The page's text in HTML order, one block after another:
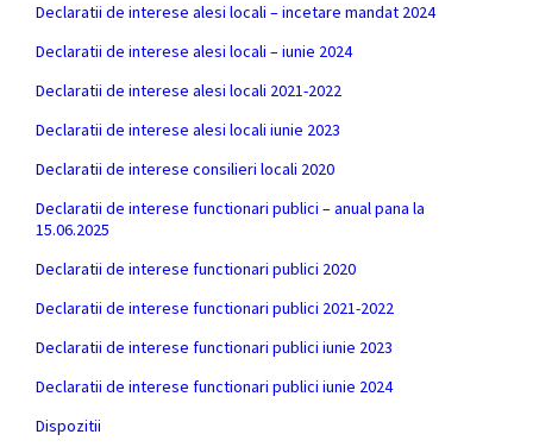
Declaratii de interese alesi locali – incetare mandat 2024
Declaratii de interese alesi locali – iunie 2024
Declaratii de interese alesi locali 2021-2022
Declaratii de interese alesi locali iunie 2023
Declaratii de interese consilieri locali 2020
Declaratii de interese functionari publici – anual pana la
15.06.2025
Declaratii de interese functionari publici 2020
Declaratii de interese functionari publici 2021-2022
Declaratii de interese functionari publici iunie 2023
Declaratii de interese functionari publici iunie 2024
Dispozitii